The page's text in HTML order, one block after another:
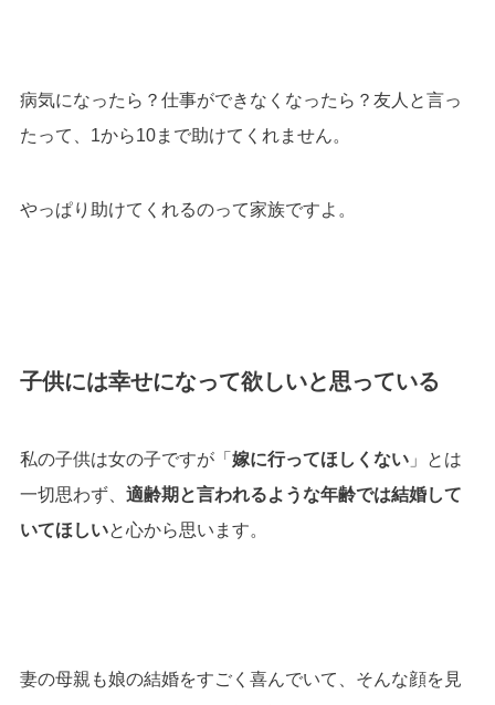
病気になったら？仕事ができなくなったら？ 友人と言っ
たって、1から10まで助けてくれません。
やっぱり助けてくれるのって家族ですよ。
子供には幸せになって欲しいと思っている
私の子供は女の子ですが「 嫁に行ってほしくない」とは
一切思わず、 適齢期と言われるような年齢では結婚して
いてほしいと心から思います。
妻の母親も娘の結婚をすごく喜んでいて、そんな顔を見